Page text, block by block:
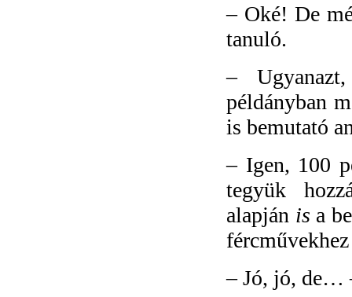
– Oké! De
tanuló.
–
példányban
is bemutató
– Igen, 100
tegyük
alapján is a
–Jó, jó, de…